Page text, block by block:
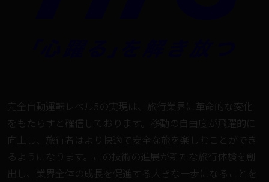
完全自動運転レベル5の実現は、旅行業界に革命的な変化
をもたらすと確信しております。移動の自由度が飛躍的に
向上し、旅行者はより快適で安全な旅を楽しむことができ
るようになります。この技術の進展が新たな旅行体験を創
出し、業界全体の成長を促進する大きな一歩になることを